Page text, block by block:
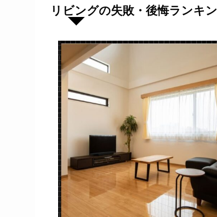
リビングの失敗・後悔ランキ